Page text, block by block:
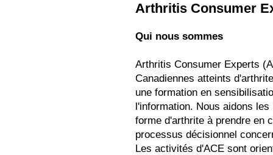
Arthritis Consumer
Qui nous sommes
Arthritis Consumer Experts
Canadiennes atteints
une formation en
l'information. Nous aidons
forme d'arthrite à prendre en
processus décisionnel
Les activités d'ACE sont